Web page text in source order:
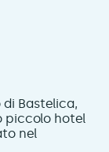
Bastelica,
piccolo hotel
nel